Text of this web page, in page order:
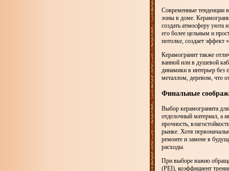
Современные тенденции
зоны в доме.
создать атмосферу уюта
его более цельным и
потолке, создает эффект
Керамогранит также
ванной или в душевой
динамики в интерьер без
металлом, деревом, что
Финальные
Выбор керамогранита
отделочный материал, а
прочность,
рынке. Хотя
ремонте и замене в
расходы.
При выборе важно
(PEI), коэффициент